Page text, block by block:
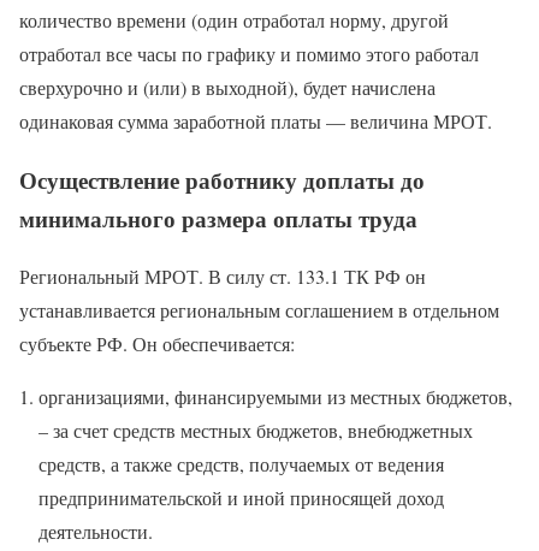
количество времени (один отработал норму, другой
отработал все часы по графику и помимо этого работал
сверхурочно и (или) в выходной), будет начислена
одинаковая сумма заработной платы — величина МРОТ.
Осуществление работнику доплаты до
минимального размера оплаты труда
Региональный МРОТ. В силу ст. 133.1 ТК РФ он
устанавливается региональным соглашением в отдельном
субъекте РФ. Он обеспечивается:
организациями, финансируемыми из местных бюджетов,
– за счет средств местных бюджетов, внебюджетных
средств, а также средств, получаемых от ведения
предпринимательской и иной приносящей доход
деятельности.